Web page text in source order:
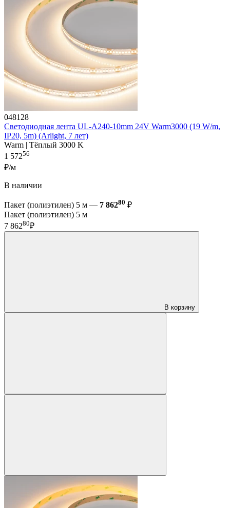
048128
Светодиодная лента UL-A240-10mm 24V Warm3000 (19 W/m,
IP20, 5m) (Arlight, 7 лет)
Warm | Тёплый 3000 K
1 57256
₽/м
В наличии
Пакет (полиэтилен) 5 м — 7 86280 ₽
Пакет (полиэтилен) 5 м
7 86280₽
В корзину